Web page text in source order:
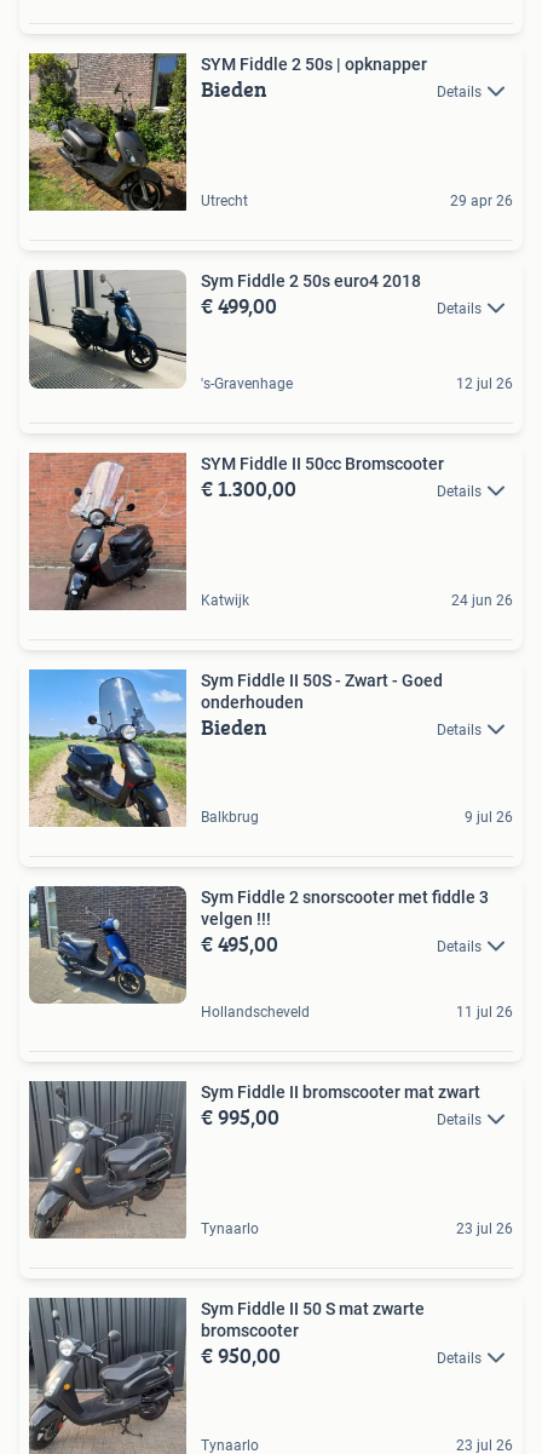
SYM Fiddle 2 50s | opknapper
Bieden Details
Utrecht 29 apr 26
Sym Fiddle 2 50s euro4 2018
€ 499,00 Details
's-Gravenhage 12 jul 26
SYM Fiddle II 50cc Bromscooter
€ 1.300,00 Details
Katwijk 24 jun 26
Sym Fiddle II 50S - Zwart - Goed
onderhouden
Bieden Details
Balkbrug 9 jul 26
Sym Fiddle 2 snorscooter met fiddle 3
velgen !!!
€ 495,00 Details
Hollandscheveld 11 jul 26
Sym Fiddle II bromscooter mat zwart
€ 995,00 Details
Tynaarlo 23 jul 26
Sym Fiddle II 50 S mat zwarte
bromscooter
€ 950,00 Details
Tynaarlo 23 jul 26